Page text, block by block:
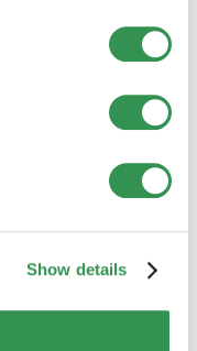
Show details
: Nous vous